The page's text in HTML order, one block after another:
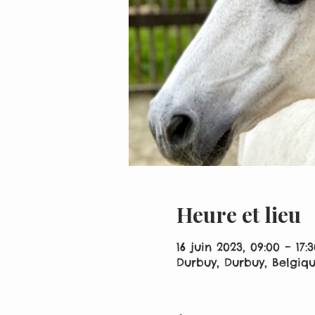
Heure et lieu
16 juin 2023, 09:00 –
Durbuy, Durbuy,